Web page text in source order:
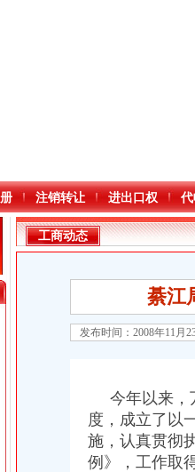
注销转让 进出口权
(进出口权)
九1000万 （增资）
工商动态
綦江
发布时间：2008年11月
今年以来，
度，成立了以
施，认真贯彻
例》，工作取